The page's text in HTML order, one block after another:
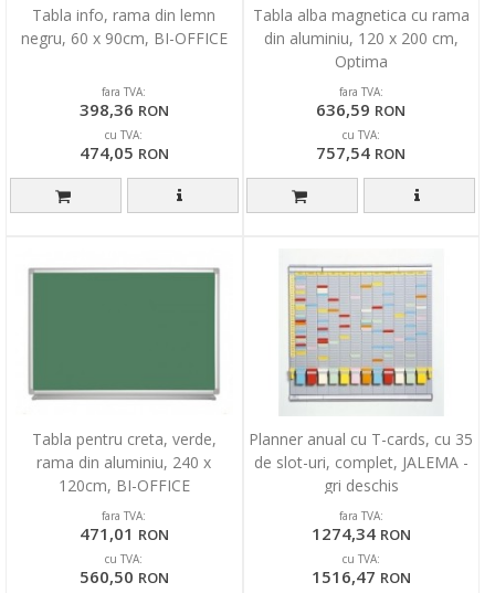
Tabla info, rama din lemn
negru, 60 x 90cm, BI-OFFICE
fara TVA:
398,36 RON
cu TVA:
474,05 RON
Tabla alba magnetica cu rama
din aluminiu, 120 x 200 cm,
Optima
fara TVA:
636,59 RON
cu TVA:
757,54 RON
Tabla pentru creta, verde,
rama din aluminiu, 240 x
120cm, BI-OFFICE
fara TVA:
471,01 RON
cu TVA:
560,50 RON
Planner anual cu T-cards, cu 35
de slot-uri, complet, JALEMA -
gri deschis
fara TVA:
1274,34 RON
cu TVA:
1516,47 RON